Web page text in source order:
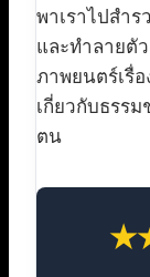
พาเราไปสำ
และทำลายตั
ภาพยนตร์เรื่
เกี่ยวกับธรร
ตน